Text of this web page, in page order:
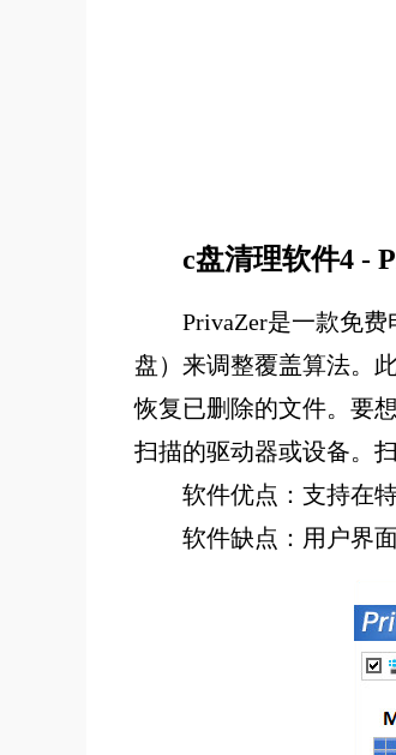
c盘清理软件4 -
PrivaZer是一款免
盘）来调整覆盖算法。
恢复已删除的文件。要
扫描的驱动器或设备。
软件优点：支持在
软件缺点：用户界